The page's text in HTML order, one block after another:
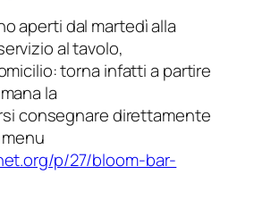
aperti dal martedì alla
al tavolo,
torna infatti a partire
la
consegnare direttamente
p/27/bloom-bar-